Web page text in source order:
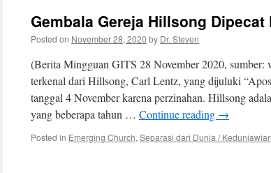
Gembala Gereja Hillsong Dipecat
Posted on November 28, 2020 by Dr. Steven
(Berita Mingguan GITS 28 November 2020,
terkenal dari Hillsong, Carl Lentz, yang dijuluki
tanggal 4 November karena perzinahan. Hillsong
yang beberapa tahun … Continue reading →
Posted in Emerging Church, Separasi dari Dunia / Keduniawian